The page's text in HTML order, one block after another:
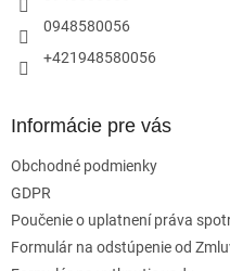
0948580056
+421948580056
Informácie pre vás
Obchodné podmienky
GDPR
Poučenie o uplatnení práva
Formulár na odstúpenie od